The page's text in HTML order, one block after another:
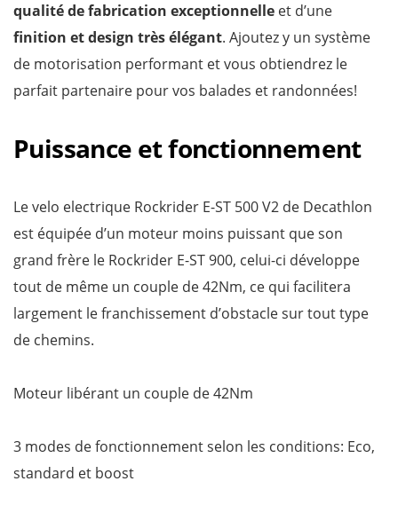
qualité de fabrication exceptionnelle et d’une
finition et design très élégant. Ajoutez y un système
de motorisation performant et vous obtiendrez le
parfait partenaire pour vos balades et randonnées!
Puissance et fonctionnement
Le velo electrique Rockrider E-ST 500 V2 de Decathlon
est équipée d’un moteur moins puissant que son
grand frère le Rockrider E-ST 900, celui-ci développe
tout de même un couple de 42Nm, ce qui facilitera
largement le franchissement d’obstacle sur tout type
de chemins.
Moteur libérant un couple de 42Nm
3 modes de fonctionnement selon les conditions: Eco,
standard et boost